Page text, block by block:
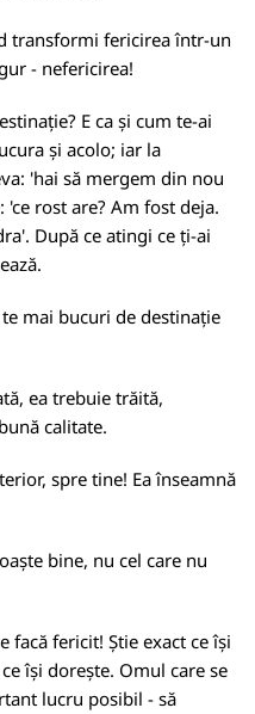
transformi fericirea într-un
- nefericirea!
E ca și cum te-ai
și acolo; iar la
'hai să mergem din nou
rost are? Am fost deja.
După ce atingi ce ți-ai
mai bucuri de destinație
ea trebuie trăită,
calitate.
spre tine! Ea înseamnă
bine, nu cel care nu
facă fericit! Știe exact ce își
își dorește. Omul care se
lucru posibil - să